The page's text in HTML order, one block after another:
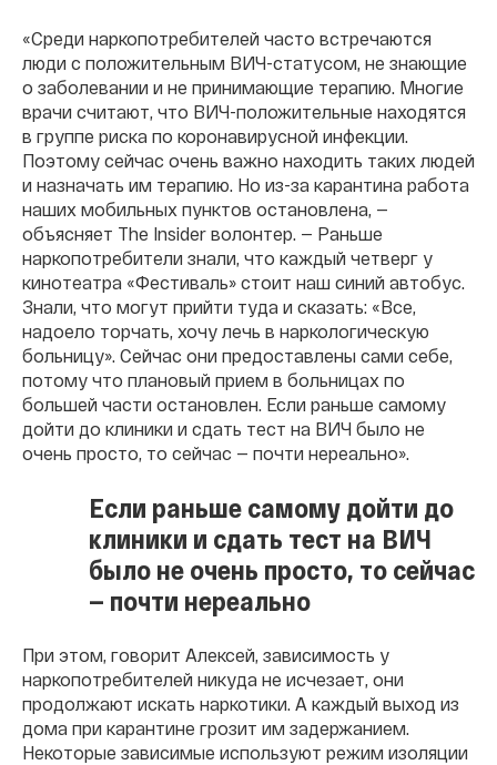
«Среди наркопотребителей часто встречаются
люди с положительным ВИЧ-статусом, не знающие
о заболевании и не принимающие терапию. Многие
врачи считают, что ВИЧ-положительные находятся
в группе риска по коронавирусной инфекции.
Поэтому сейчас очень важно находить таких людей
и назначать им терапию. Но из-за карантина работа
наших мобильных пунктов остановлена, —
объясняет The Insider волонтер. — Раньше
наркопотребители знали, что каждый четверг у
кинотеатра «Фестиваль» стоит наш синий автобус.
Знали, что могут прийти туда и сказать: «Все,
надоело торчать, хочу лечь в наркологическую
больницу». Сейчас они предоставлены сами себе,
потому что плановый прием в больницах по
большей части остановлен. Если раньше самому
дойти до клиники и сдать тест на ВИЧ было не
очень просто, то сейчас — почти нереально».
Если раньше самому дойти до
клиники и сдать тест на ВИЧ
было не очень просто, то сейчас
— почти нереально
При этом, говорит Алексей, зависимость у
наркопотребителей никуда не исчезает, они
продолжают искать наркотики. А каждый выход из
дома при карантине грозит им задержанием.
Некоторые зависимые используют режим изоляции